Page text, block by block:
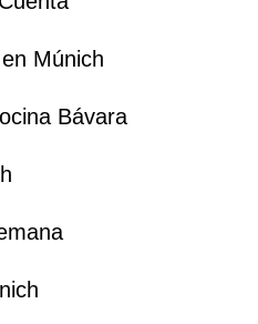
Múnich
Bávara